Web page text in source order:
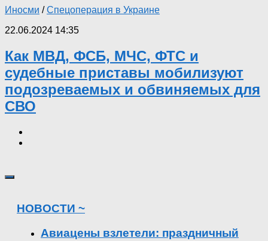
Иносми /Спецоперация в Украине
22.06.2024 14:35
Как МВД, ФСБ, МЧС, ФТС и
судебные приставы мобилизуют
подозреваемых и обвиняемых для
СВО
НОВОСТИ ~
Авиацены взлетели: праздничный